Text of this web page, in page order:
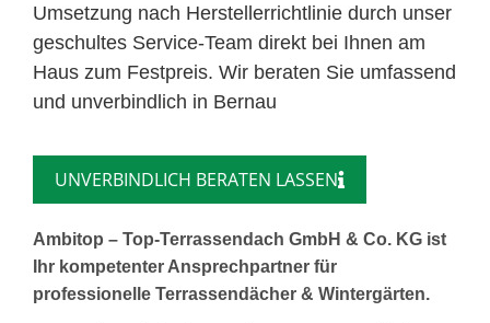
Umsetzung nach Herstellerrichtlinie durch unser
geschultes Service-Team direkt bei Ihnen am
Haus zum Festpreis. Wir beraten Sie umfassend
und unverbindlich in Bernau
UNVERBINDLICH BERATEN LASSEN
Ambitop – Top-Terrassendach GmbH & Co. KG ist
Ihr kompetenter Ansprechpartner für
professionelle Terrassendächer & Wintergärten.